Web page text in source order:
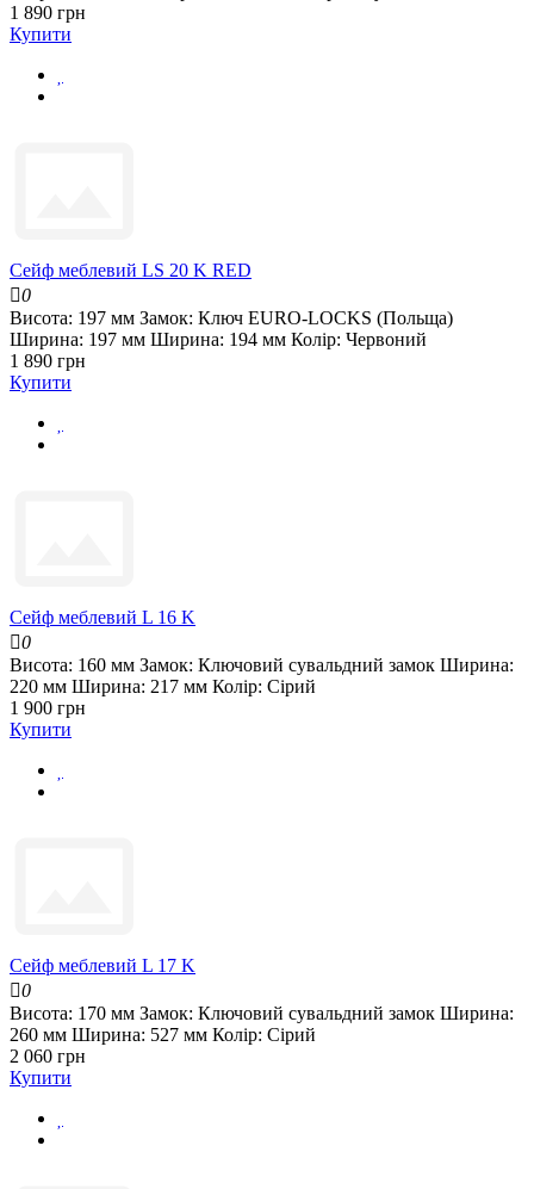
1 890 грн
Купити
Сейф меблевий LS 20 K RED
0
Висота: 197 мм Замок: Ключ EURO-LOCKS (Польща)
Ширина: 197 мм Ширина: 194 мм Колір: Червоний
1 890 грн
Купити
Сейф меблевий L 16 K
0
Висота: 160 мм Замок: Ключовий сувальдний замок Ширина:
220 мм Ширина: 217 мм Колір: Сірий
1 900 грн
Купити
Сейф меблевий L 17 K
0
Висота: 170 мм Замок: Ключовий сувальдний замок Ширина:
260 мм Ширина: 527 мм Колір: Сірий
2 060 грн
Купити